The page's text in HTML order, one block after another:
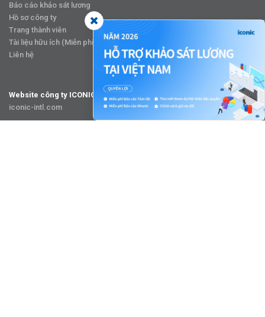
Báo cáo khảo sát lương
Hồ sơ công ty
Trang thành viên
Tài liệu hữu ích (Miễn phí)
Liên hệ
Website công ty ICONIC
iconic-intl.com